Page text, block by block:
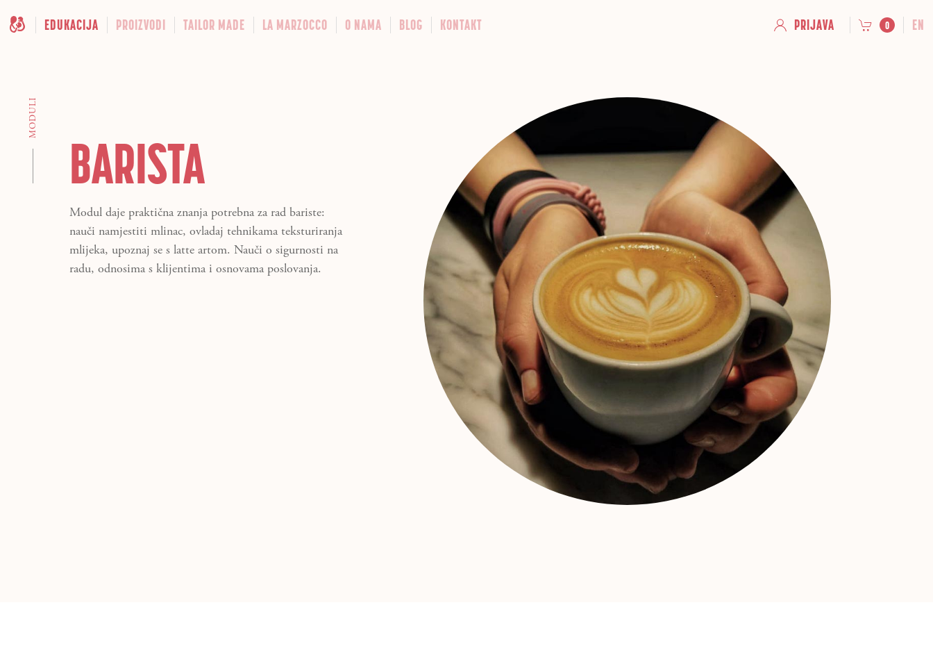
EDUKACIJA PROIZVODI TAILOR MADE LA MARZOCCO O NAMA BLOG KONTAKT PRIJAVA 0 EN
MODULI
BARISTA
Modul daje praktična znanja potrebna za rad bariste:
nauči namjestiti mlinac, ovladaj tehnikama teksturiranja
mlijeka, upoznaj se s latte artom. Nauči o sigurnosti na
radu, odnosima s klijentima i osnovama poslovanja.